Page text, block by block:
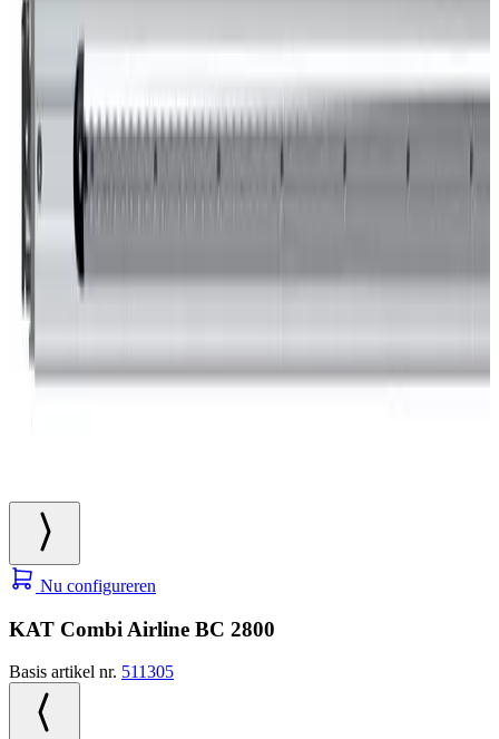
Nu configureren
KAT Combi Airline BC 2800
Basis artikel nr. 511305